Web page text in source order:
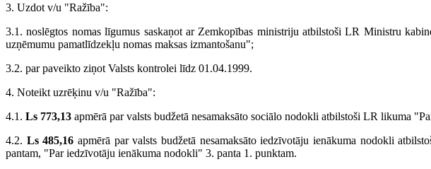
3. Uzdot v/u "Ražība":
3.1. noslēgtos nomas līgumus saskaņot ar Zemkopības ministriju atbilstoši LR Ministru
uzņēmumu pamatlīdzekļu nomas maksas izmantošanu";
3.2. par paveikto ziņot Valsts kontrolei līdz 01.04.1999.
4. Noteikt uzrēķinu v/u "Ražība":
4.1. Ls 773,13 apmērā par valsts budžetā nesamaksāto sociālo nodokli atbilstoši LR likuma
4.2. Ls 485,16 apmērā par valsts budžetā nesamaksāto iedzīvotāju ienākuma nodokli
pantam, "Par iedzīvotāju ienākuma nodokli" 3. panta 1. punktam.